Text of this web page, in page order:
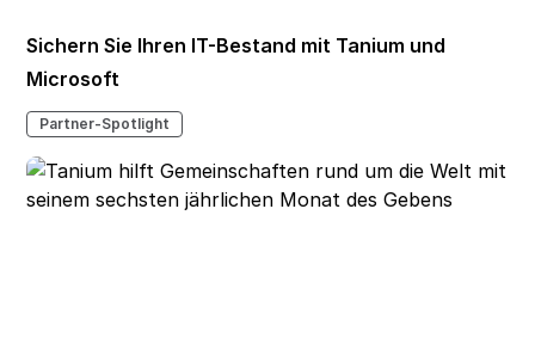
Sichern Sie Ihren IT-Bestand mit Tanium und
Microsoft
Partner-Spotlight